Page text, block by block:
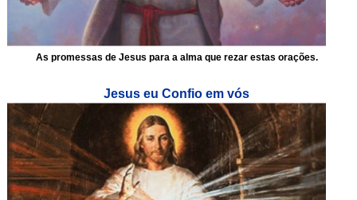
As promessas de Jesus para a alma que rezar estas orações.
Jesus eu Confio em vós